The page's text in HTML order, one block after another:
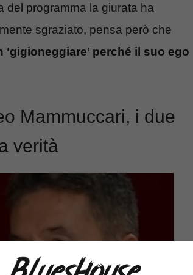
del programma la giurata ha
sgraziato, pensa però che
‘gigioneggiare’ perché il suo ego
Mammuccari, i due
verità